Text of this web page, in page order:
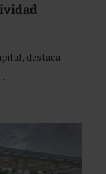
destaca
…